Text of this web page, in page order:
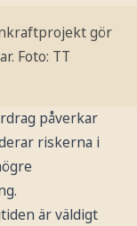
gör
Foto: TT
påverkar
riskerna i
är väldigt